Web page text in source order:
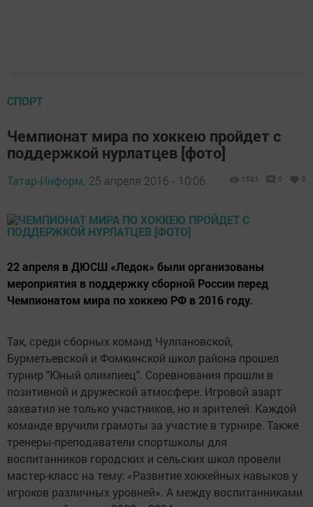
СПОРТ
Чемпионат мира по хоккею пройдет с
поддержкой нурлатцев [фото]
Татар-Информ, 25 апреля 2016 - 10:06 1583 0 0
22 апреля в ДЮСШ «Ледок» были организованы
мероприятия в поддержку сборной России перед
Чемпионатом мира по хоккею РФ в 2016 году.
Так, среди сборных команд Чулпановской,
Бурметьевской и Фомкинской школ района прошел
турнир "Юный олимпиец". Соревнования прошли в
позитивной и дружеской атмосфере. Игровой азарт
захватил не только участников, но и зрителей. Каждой
команде вручили грамоты за участие в турнире. Также
тренеры-преподаватели спортшколы для
воспитанников городских и сельских школ провели
мастер-класс на тему: «Развитие хоккейных навыков у
игроков различных уровней». А между воспитанниками